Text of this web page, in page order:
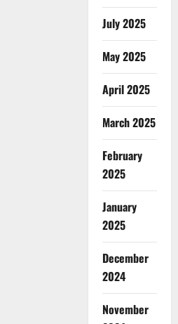
July 2025
May 2025
April 2025
March 2025
February
2025
January
2025
December
2024
November